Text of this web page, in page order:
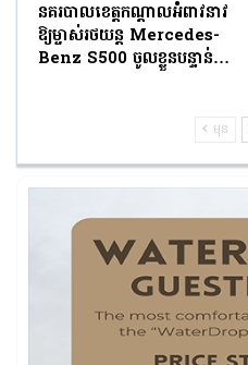
នគរបាលខេត្តកណ្តាលអំពាវនាវ
ឱ្យម្ចាស់រថយន្ត Mercedes-
Benz S500 ចូលខ្លួនបន្ទាន់…
មុន